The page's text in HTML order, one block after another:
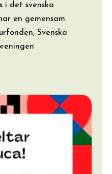
i det svenska
en gemensam
Svenska